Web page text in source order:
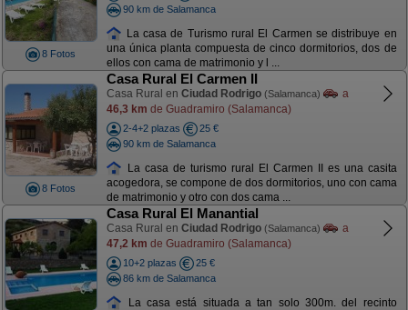
8 Fotos
90 km de Salamanca
La casa de Turismo rural El Carmen se distribuye en
una única planta compuesta de cinco dormitorios, dos de
ellos con cama de matrimonio y l ...
8 Fotos
Casa Rural El Carmen II
Casa Rural en Ciudad Rodrigo (Salamanca)
a
46,3 km de Guadramiro (Salamanca)
2-4+2 plazas
25 €
90 km de Salamanca
La casa de turismo rural El Carmen II es una casita
acogedora, se compone de dos dormitorios, uno con cama
de matrimonio y otro con dos cama ...
Casa Rural El Manantial
Casa Rural en Ciudad Rodrigo (Salamanca)
a
47,2 km de Guadramiro (Salamanca)
10+2 plazas
25 €
86 km de Salamanca
La casa está situada a tan solo 300m. del recinto